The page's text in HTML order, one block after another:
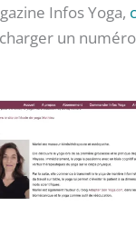
Infos Yoga,
un